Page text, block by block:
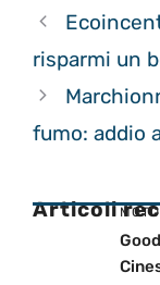
risparmi un
fumo: addio
Articoli